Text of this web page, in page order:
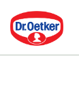
Dr. Oetker